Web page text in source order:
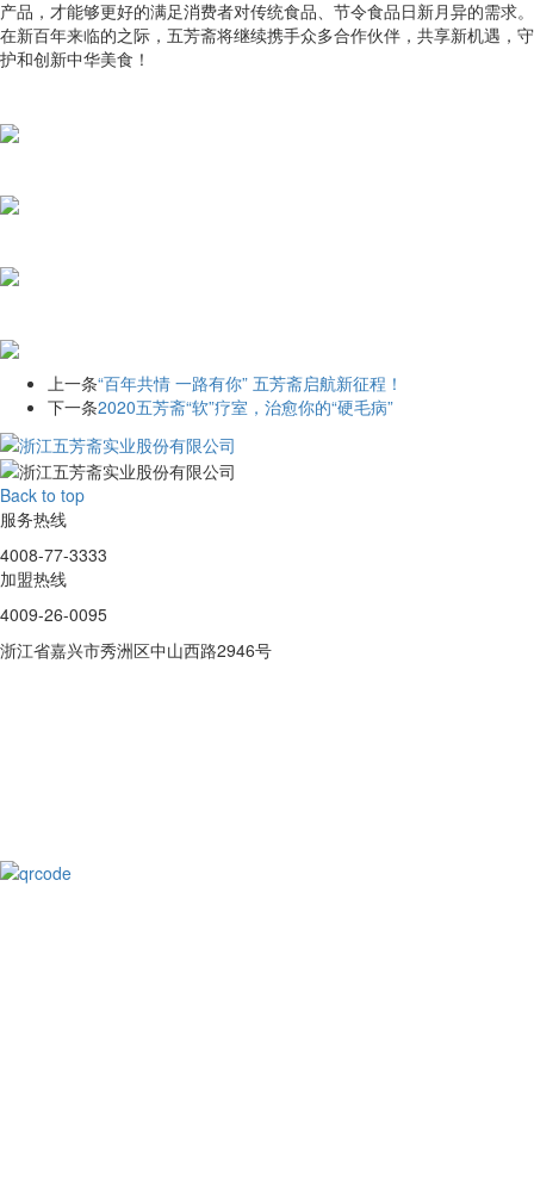
产品，才能够更好的满足消费者对传统食品、节令食品日新月异的需求。
在新百年来临的之际，五芳斋将继续携手众多合作伙伴，共享新机遇，守
护和创新中华美食！
上一条“百年共情 一路有你” 五芳斋启航新征程！
下一条2020五芳斋“软”疗室，治愈你的“硬毛病”
Back to top
服务热线
4008-77-3333
加盟热线
4009-26-0095
浙江省嘉兴市秀洲区中山西路2946号